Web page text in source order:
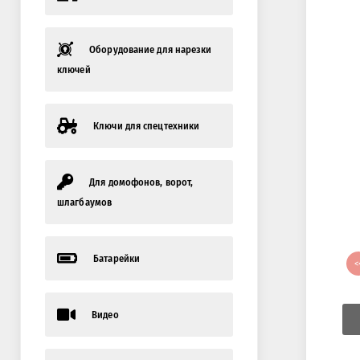
Оборудование для нарезки
ключей
Ключи для спецтехники
Для домофонов, ворот,
шлагбаумов
Батарейки
Видео